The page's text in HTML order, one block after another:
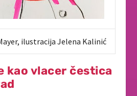
ilustracija Jelena Kalinić
kao vlacer čestica